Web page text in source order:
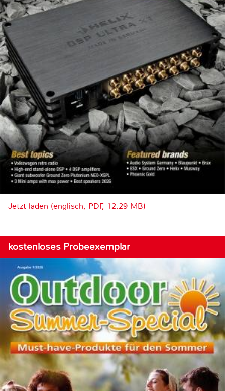
Jetzt laden (englisch, PDF, 12.29 MB)
kostenloses Probeexemplar